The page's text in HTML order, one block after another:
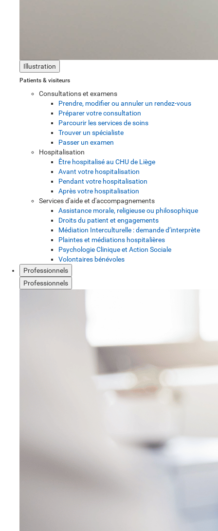
Illustration
Patients & visiteurs
Consultations et examens
Prendre, modifier ou annuler un rendez-vous
Préparer votre consultation
Parcourir les services de soins
Trouver un spécialiste
Passer un examen
Hospitalisation
Être hospitalisé au CHU de Liège
Avant votre hospitalisation
Pendant votre hospitalisation
Après votre hospitalisation
Services d'aide et d'accompagnements
Assistance morale, religieuse ou philosophique
Droits du patient et engagements
Médiation Interculturelle : demande d’interprète
Plaintes et médiations hospitalières
Psychologie Clinique et Action Sociale
Volontaires bénévoles
Professionnels
Professionnels